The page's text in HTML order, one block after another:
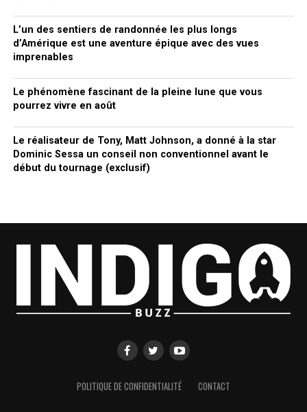
L’un des sentiers de randonnée les plus longs
d’Amérique est une aventure épique avec des vues
imprenables
Le phénomène fascinant de la pleine lune que vous
pourrez vivre en août
Le réalisateur de Tony, Matt Johnson, a donné à la star
Dominic Sessa un conseil non conventionnel avant le
début du tournage (exclusif)
POLITIQUE DE CONFIDENTIALITÉ CONTACT